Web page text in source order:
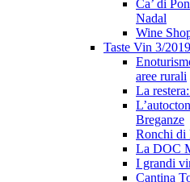
Ca’ di
Nadal
Wine
Taste Vin 3/2019
aree rurali
La
Breganze
Ronchi di
La DOC
I grandi
Cantina